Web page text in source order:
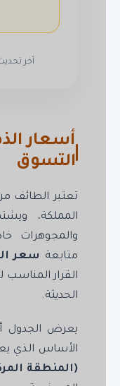
آخر تحديث: ٩:٤١:٢٤ م | Last Update: 9:41:24 PM
أسعار
التسوق
تعتبر الطائف من
المملكة،
والمجوهرات
متابعةسعر
القرار المناسب
الحديثة.
يعرض الجدول
الأساس الذي
(المنطقة